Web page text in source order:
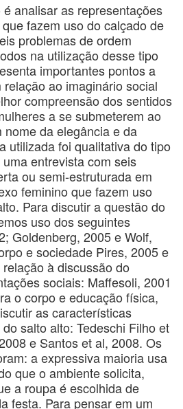
analisar as representações
fazem uso do calçado de
problemas de ordem
na utilização desse tipo
importantes pontos a
ao imaginário social
compreensão dos sentidos
a se submeterem ao
da elegância e da
utilizada foi qualitativa do tipo
entrevista com seis
ou semi-estruturada em
feminino que fazem uso
Para discutir a questão do
uso dos seguintes
Goldenberg, 2005 e Wolf,
e sociedade Pires, 2005 e
à discussão do
sociais: Maffesoli, 2001
o corpo e educação física,
as características
salto alto: Tedeschi Filho et
e Santos et al, 2008. Os
a expressiva maioria usa
que o ambiente solicita,
a roupa é escolhida de
festa. Para pensar em um